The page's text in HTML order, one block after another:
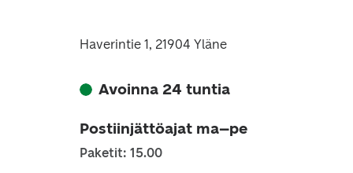
Haverintie 1, 21904 Yläne
Avoinna 24 tuntia
Postiinjättöajat ma–pe
Paketit: 15.00